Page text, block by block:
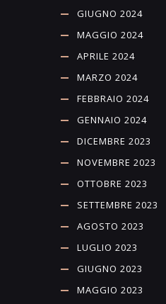
GIUGNO 2024
MAGGIO 2024
APRILE 2024
MARZO 2024
FEBBRAIO 2024
GENNAIO 2024
DICEMBRE 2023
NOVEMBRE 2023
OTTOBRE 2023
SETTEMBRE 2023
AGOSTO 2023
LUGLIO 2023
GIUGNO 2023
MAGGIO 2023